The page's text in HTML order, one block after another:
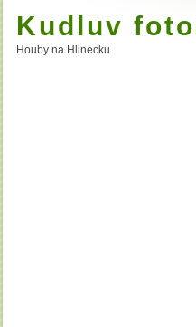
Kudluv
Houby na Hlinecku